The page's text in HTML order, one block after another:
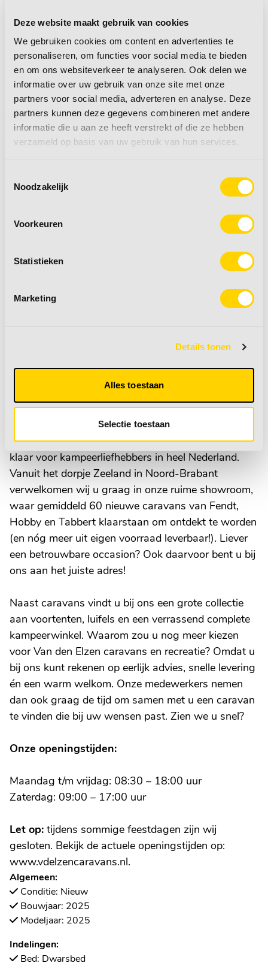
Deze website maakt gebruik van cookies
We gebruiken cookies om content en advertenties te
personaliseren, om functies voor social media te bieden
en om ons websiteverkeer te analyseren. Ook delen we
informatie over uw gebruik van onze site met onze
partners voor social media, adverteren en analyse. Deze
partners kunnen deze gegevens combineren met andere
informatie die u aan ze heeft verstrekt of die ze hebben
verzameld op basis van uw gebruik van hun services.
Noodzakelijk
Voorkeuren
Statistieken
Marketing
Details tonen
Alles toestaan
Selectie toestaan
ventilatiemogelijkheid. De ruime inloopkast is ideaal
om uw campeerspullen in op te bergen maar kan
ook dienst doen als sanitaire ruimte met de
optioneel verkrijgbare Porta Potti.
Omdat de caravan is uitgerust met een
stabilisatorkoppeling, heeft deze een rustiger
weggedrag.
voor € 16.332. Uw voordeel € 860
Wilt u meer informatie over deze Hobby Beachy
360? Bel of mail dan snel met ons bedrijf. Onze
De vermelde prijs is inclusief de kosten voor het
tenaamstelling en eventuele vrijwaring (bij inruil van
Wie zijn wij?
Van den Elzen caravans en recreatie staat al jaren
klaar voor kampeerliefhebbers in heel Nederland.
Vanuit het dorpje Zeeland in Noord-Brabant
verwelkomen wij u graag in onze ruime showroom,
waar gemiddeld 60 nieuwe caravans van Fendt,
Hobby en Tabbert klaarstaan om ontdekt te worden
(en nóg meer uit eigen voorraad leverbaar!). Liever
een betrouwbare occasion? Ook daarvoor bent u bij
ons aan het juiste adres!
Naast caravans vindt u bij ons een grote collectie
aan voortenten, luifels en een verrassend complete
kampeerwinkel. Waarom zou u nog meer kiezen
voor Van den Elzen caravans en recreatie? Omdat u
bij ons kunt rekenen op eerlijk advies, snelle levering
én een warm welkom. Onze medewerkers nemen
dan ook graag de tijd om samen met u een caravan
te vinden die bij uw wensen past. Zien we u snel?
Onze openingstijden:
Maandag t/m vrijdag: 08:30 – 18:00 uur
Zaterdag: 09:00 – 17:00 uur
Let op: tijdens sommige feestdagen zijn wij
gesloten. Bekijk de actuele openingstijden op:
www.vdelzencaravans.nl.
Algemeen:
Conditie: Nieuw
Bouwjaar: 2025
Modeljaar: 2025
Indelingen:
Bed: Dwarsbed